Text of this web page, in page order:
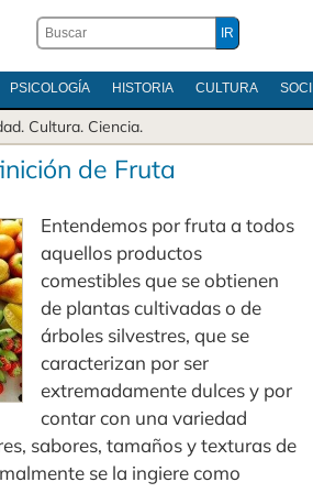
PSICOLOGÍA HISTORIA CULTURA
. Cultura. Ciencia.
de Fruta
Entendemos por fruta a todos
aquellos productos
comestibles que se obtienen
de plantas cultivadas o de
árboles silvestres, que se
caracterizan por ser
extremadamente dulces y por
contar con una variedad
sabores, tamaños y texturas de
se la ingiere como